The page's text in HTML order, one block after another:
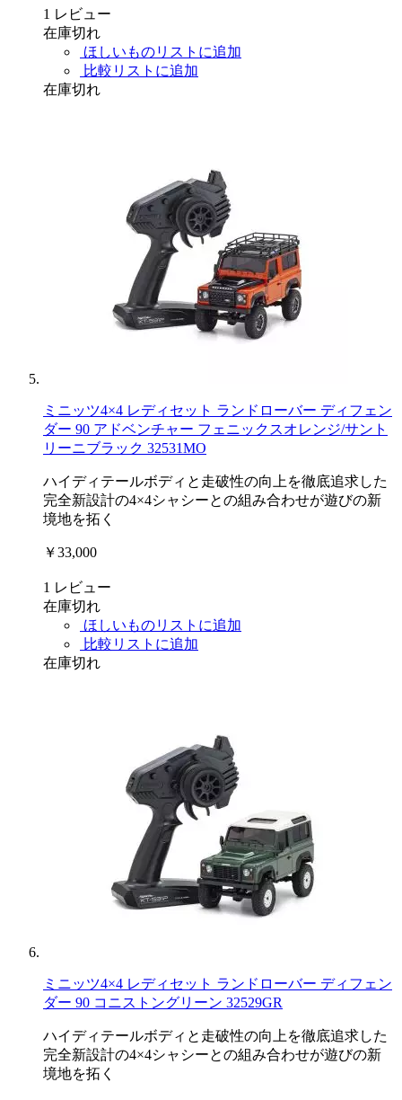
1 レビュー
在庫切れ
ほしいものリストに追加
比較リストに追加
在庫切れ
ミニッツ4×4 レディセット ランドローバー ディフェン
ダー 90 アドベンチャー フェニックスオレンジ/サント
リーニブラック 32531MO
ハイディテールボディと走破性の向上を徹底追求した
完全新設計の4×4シャシーとの組み合わせが遊びの新
境地を拓く
￥33,000
1 レビュー
在庫切れ
ほしいものリストに追加
比較リストに追加
在庫切れ
ミニッツ4×4 レディセット ランドローバー ディフェン
ダー 90 コニストングリーン 32529GR
ハイディテールボディと走破性の向上を徹底追求した
完全新設計の4×4シャシーとの組み合わせが遊びの新
境地を拓く